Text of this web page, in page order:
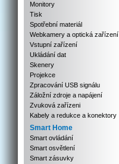
Monitory
Tisk
Spotřební materiál
Webkamery a optická zařízení
Vstupní zařízení
Ukládání dat
Skenery
Projekce
Zpracování USB signálu
Záložní zdroje a napájení
Zvuková zařízeni
Kabely a redukce a konektory
Smart Home
Smart ovládání
Smart osvětlení
Smart zásuvky